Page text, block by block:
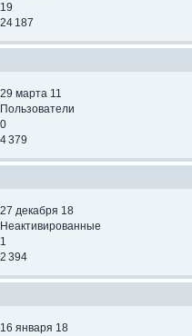
19
24 187
29 марта 11
Пользователи
0
4 379
27 декабря 18
Неактивированные
1
2 394
16 января 18